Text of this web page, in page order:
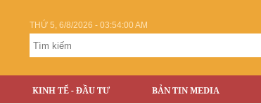
THỨ 5, 6/8/2026 - 03:54:01 AM
KINH TẾ - ĐẦU TƯ BẢN TIN MEDIA